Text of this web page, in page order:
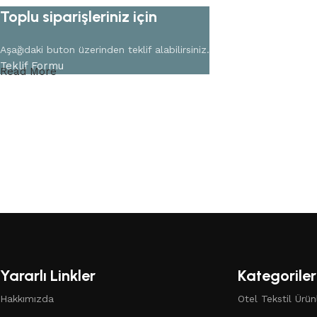
Toplu siparişleriniz için
Aşağıdaki buton üzerinden teklif alabilirsiniz.
Teklif Formu
Read More
Yararlı Linkler
Hakkımızda
Kategoriler
Otel Tekstil